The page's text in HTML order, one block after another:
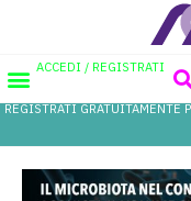
ACCEDI / REGISTRATI
REGISTRATI GRATUITAMENTE